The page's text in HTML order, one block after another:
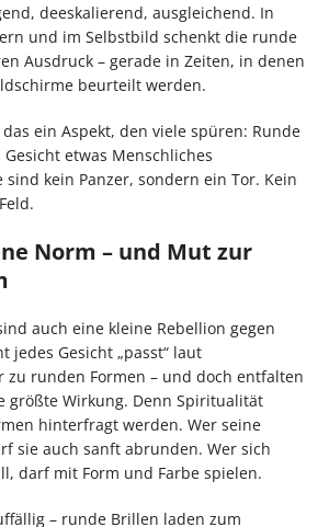
deeskalierend, ausgleichend. In
und im Selbstbild schenkt die runde
Ausdruck – gerade in Zeiten, in denen
beurteilt werden.
ein Aspekt, den viele spüren: Runde
etwas Menschliches
sind kein Panzer, sondern ein Tor. Kein
Norm – und Mut zur
auch eine kleine Rebellion gegen
jedes Gesicht „passt“ laut
zu runden Formen – und doch entfalten
größte Wirkung. Denn Spiritualität
hinterfragt werden. Wer seine
sie auch sanft abrunden. Wer sich
darf mit Form und Farbe spielen.
– runde Brillen laden zum